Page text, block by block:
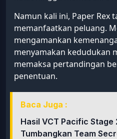
Namun kali ini, Paper Rex
memanfaatkan peluang.
mengamankan
menyamakan kedudukan
memaksa pertandingan
penentuan.
Baca Juga :
Hasil VCT Pacific Stage
Tumbangkan Team